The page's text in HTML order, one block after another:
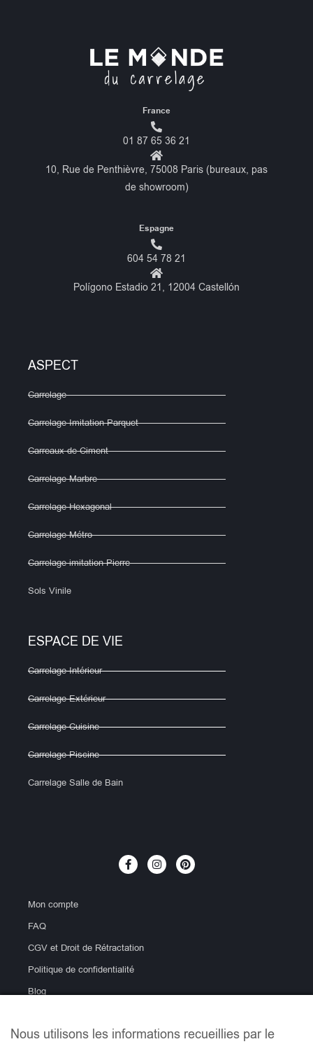
France
01 87 65 36 21
10, Rue de Penthièvre, 75008 Paris (bureaux, pas
de showroom)
Espagne
604 54 78 21
Polígono Estadio 21, 12004 Castellón
ASPECT
Carrelage
Carrelage Imitation Parquet
Carreaux de Ciment
Carrelage Marbre
Carrelage Hexagonal
Carrelage Métro
Carrelage imitation Pierre
Sols Vinile
ESPACE DE VIE
Carrelage Intérieur
Carrelage Extérieur
Carrelage Cuisine
Carrelage Piscine
Carrelage Salle de Bain
Mon compte
FAQ
CGV et Droit de Rétractation
Politique de confidentialité
Blog
Nous utilisons les informations recueillies par le